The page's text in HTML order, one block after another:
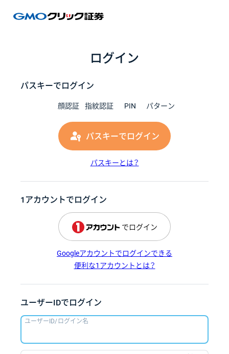
ログイン
パスキーでログイン
顔認証 指紋認証 PIN パターン
パスキーでログイン
パスキーとは？
1アカウントでログイン
でログイン
Googleアカウントでログインできる
便利な1アカウントとは？
ユーザーIDでログイン
ユーザーID/ログイン名